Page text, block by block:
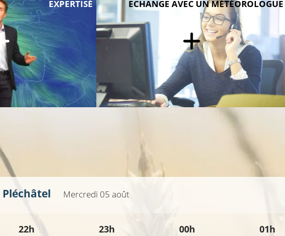
26°C
26°C
23°C
24°C
EXPERTISÉ
ECHANGE AVEC UN MÉTÉOROLOGUE
Pléchâtel Mercredi 05 août
22h 23h 00h 01h